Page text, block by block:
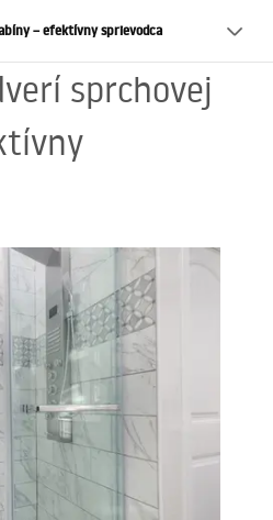
– efektívny sprievodca
sprchovej